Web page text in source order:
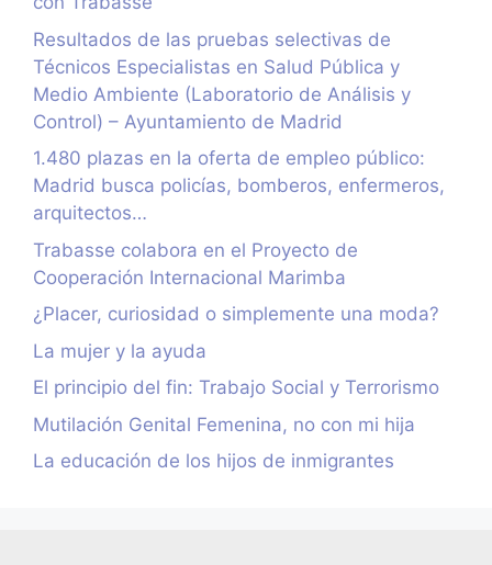
Resultados de las pruebas selectivas de
Técnicos Especialistas en Salud Pública y
Medio Ambiente (Laboratorio de Análisis y
Control) – Ayuntamiento de Madrid
1.480 plazas en la oferta de empleo público:
Madrid busca policías, bomberos, enfermeros,
arquitectos…
Trabasse colabora en el Proyecto de
Cooperación Internacional Marimba
¿Placer, curiosidad o simplemente una moda?
La mujer y la ayuda
El principio del fin: Trabajo Social y Terrorismo
Mutilación Genital Femenina, no con mi hija
La educación de los hijos de inmigrantes